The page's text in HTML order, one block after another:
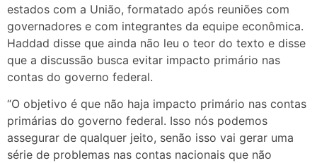
estados com a União, formatado após reuniões com
governadores e com integrantes da equipe econômica.
Haddad disse que ainda não leu o teor do texto e disse
que a discussão busca evitar impacto primário nas
contas do governo federal.
“O objetivo é que não haja impacto primário nas contas
primárias do governo federal. Isso nós podemos
assegurar de qualquer jeito, senão isso vai gerar uma
série de problemas nas contas nacionais que não